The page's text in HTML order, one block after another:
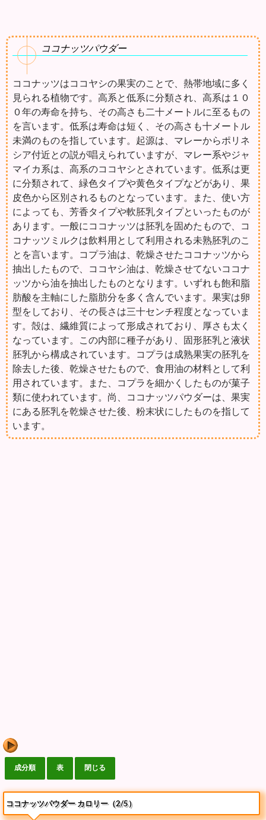
ココナッツパウダー
ココナッツはココヤシの果実のことで、熱帯地域に多く
見られる植物です。高系と低系に分類され、高系は１０
０年の寿命を持ち、その高さも二十メートルに至るもの
を言います。低系は寿命は短く、その高さも十メートル
未満のものを指しています。起源は、マレーからポリネ
シア付近との説が唱えられていますが、マレー系やジャ
マイカ系は、高系のココヤシとされています。低系は更
に分類されて、緑色タイプや黄色タイプなどがあり、果
皮色から区別されるものとなっています。また、使い方
によっても、芳香タイプや軟胚乳タイプといったものが
あります。一般にココナッツは胚乳を固めたもので、コ
コナッツミルクは飲料用として利用される未熟胚乳のこ
とを言います。コプラ油は、乾燥させたココナッツから
抽出したもので、ココヤシ油は、乾燥させてないココナ
ッツから油を抽出したものとなります。いずれも飽和脂
肪酸を主軸にした脂肪分を多く含んでいます。果実は卵
型をしており、その長さは三十センチ程度となっていま
す。殻は、繊維質によって形成されており、厚さも太く
なっています。この内部に種子があり、固形胚乳と液状
胚乳から構成されています。コプラは成熟果実の胚乳を
除去した後、乾燥させたもので、食用油の材料として利
用されています。また、コプラを細かくしたものが菓子
類に使われています。尚、ココナッツパウダーは、果実
にある胚乳を乾燥させた後、粉末状にしたものを指して
います。
ココナッツパウダー カロリー（2/5）